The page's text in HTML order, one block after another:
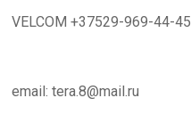
VELCOM +37529-969-44-45
email: tera.8@mail.ru